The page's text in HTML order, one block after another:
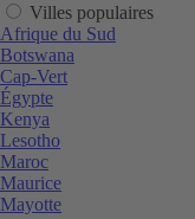
Villes populaires
Afrique du Sud
Botswana
Cap-Vert
Égypte
Kenya
Lesotho
Maroc
Maurice
Mayotte